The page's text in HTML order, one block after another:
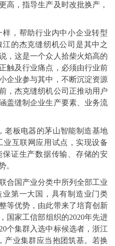
高，指导生产及时改批换产，
，帮助行业内中小企业转型
的杰克缝纫机公司是其中之
，这是一个众人拾柴火焰高的
触及行业痛点，必须由行业前
企业参与其中，不断沉淀资源
，杰克缝纫机公司正推动用户
盖缝制企业生产要素、业务流
板电器的茅山智能制造基地
业互联网应用试点，实现设备
证生产数据传输、存储的安
。
国产业分类中所列全部工业
第一大国，具有制造业门类
等优势，由此带来了培育创新
国家工信部组织的2020年先进
个集群入选中标候选者，浙江
产业集群应当抱团筑基。若换